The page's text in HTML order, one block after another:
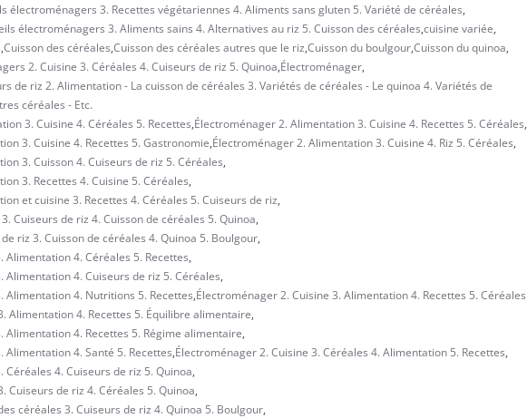
électroménagers 3. Recettes végétariennes 4. Aliments sans gluten 5. Variété de céréales,
électroménagers 3. Aliments sains 4. Alternatives au riz 5. Cuisson des céréales,cuisine variée,
,Cuisson des céréales,Cuisson des céréales autres que le riz,Cuisson du boulgour,Cuisson du quinoa,
2. Cuisine 3. Céréales 4. Cuiseurs de riz 5. Quinoa,Électroménager,
de riz 2. Alimentation - La cuisson de céréales 3. Variétés de céréales - Le quinoa 4. Variétés de
céréales - Etc.
3. Cuisine 4. Céréales 5. Recettes,Électroménager 2. Alimentation 3. Cuisine 4. Recettes 5. Céréales,
3. Cuisine 4. Recettes 5. Gastronomie,Électroménager 2. Alimentation 3. Cuisine 4. Riz 5. Céréales,
3. Cuisson 4. Cuiseurs de riz 5. Céréales,
3. Recettes 4. Cuisine 5. Céréales,
et cuisine 3. Recettes 4. Céréales 5. Cuiseurs de riz,
Cuiseurs de riz 4. Cuisson de céréales 5. Quinoa,
riz 3. Cuisson de céréales 4. Quinoa 5. Boulgour,
Alimentation 4. Céréales 5. Recettes,
Alimentation 4. Cuiseurs de riz 5. Céréales,
Alimentation 4. Nutritions 5. Recettes,Électroménager 2. Cuisine 3. Alimentation 4. Recettes 5. Céréales
Alimentation 4. Recettes 5. Équilibre alimentaire,
Alimentation 4. Recettes 5. Régime alimentaire,
Alimentation 4. Santé 5. Recettes,Électroménager 2. Cuisine 3. Céréales 4. Alimentation 5. Recettes,
Céréales 4. Cuiseurs de riz 5. Quinoa,
Cuiseurs de riz 4. Céréales 5. Quinoa,
céréales 3. Cuiseurs de riz 4. Quinoa 5. Boulgour,